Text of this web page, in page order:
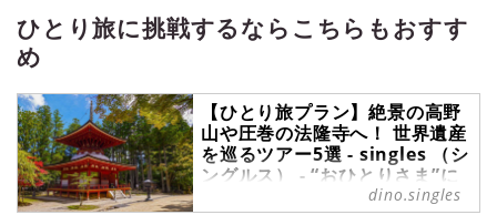
情報サイトです。パートナーの有無
に関わらず、自分らしい生活を謳歌
ひとり旅に挑戦するならこちらもおすす
め
【ひとり旅プラン】絶景の高野
山や圧巻の法隆寺へ！ 世界遺産
を巡るツアー5選 - singles （シ
ングルス） - “おひとりさま”に
フォーカスした情報サイト
dino.singles